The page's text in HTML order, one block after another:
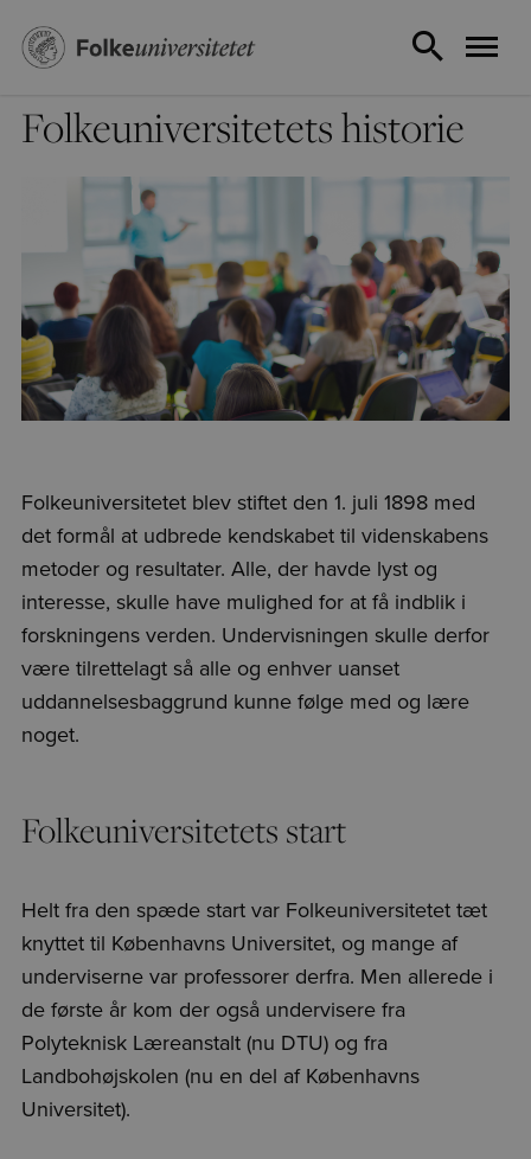
Folkeuniversitetets historie
Folkeuniversitetet blev stiftet den 1. juli 1898 med
det formål at udbrede kendskabet til videnskabens
metoder og resultater. Alle, der havde lyst og
interesse, skulle have mulighed for at få indblik i
forskningens verden. Undervisningen skulle derfor
være tilrettelagt så alle og enhver uanset
uddannelsesbaggrund kunne følge med og lære
noget.
Folkeuniversitetets start
Helt fra den spæde start var Folkeuniversitetet tæt
knyttet til Københavns Universitet, og mange af
underviserne var professorer derfra. Men allerede i
de første år kom der også undervisere fra
Polyteknisk Læreanstalt (nu DTU) og fra
Landbohøjskolen (nu en del af Københavns
Universitet).